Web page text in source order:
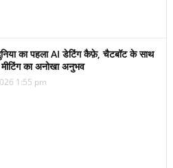
का पहला AI डेटिंग कैफ़े, चैटबॉट के साथ
का अनोखा अनुभव
1:55 pm